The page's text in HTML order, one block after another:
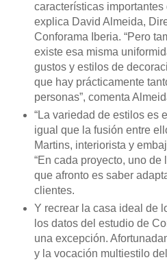
características importantes
explica David Almeida,
Conforama Iberia. “Pero
existe esa misma
gustos y estilos de
que hay prácticamente
personas”, comenta
“La variedad de estilos es
igual que la fusión entre
Martins, interiorista y
“En cada proyecto, uno
que afronto es saber
clientes.
Y recrear la casa ideal de
los datos del estudio de
una excepción.
y la vocación multiestilo